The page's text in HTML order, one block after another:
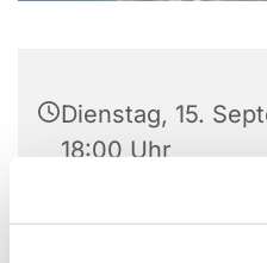
Dienstag, 15.
18:00 Uhr
Gemeindehaus,